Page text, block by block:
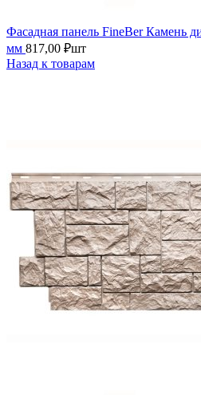
Фасадная панель FineBer Камень
мм 817,00 ₽шт
Назад к товарам